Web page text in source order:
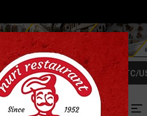
ALTIN 6214.0 BTC/
SİYASET YEREL ASAYİŞ